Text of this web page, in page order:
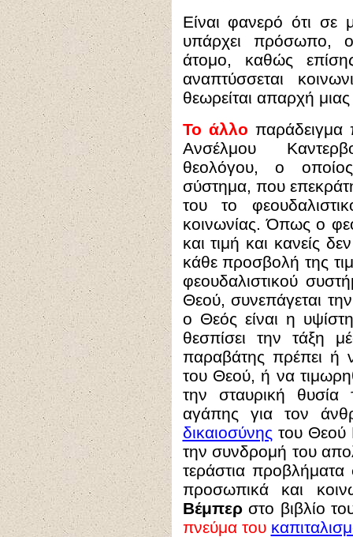
Είναι φανερό ότι σε
υπάρχει πρόσωπο,
άτομο, καθώς
αναπτύσσεται
θεωρείται απαρχή
Το άλλο παράδειγμα
Ανσέλμου
θεολόγου, ο οποίος
σύστημα, που
του το
κοινωνίας. Όπως ο
και τιμή και κανείς
κάθε προσβολή της
φεουδαλιστικού
Θεού, συνεπάγεται
ο Θεός είναι η υψίστη
θεσπίσει την τάξη
παραβάτης πρέπει ή
του Θεού, ή να
την σταυρική
αγάπης για τον
δικαιοσύνης του Θεού
την συνδρομή του
τεράστια
προσωπικά και
Βέμπερστο βιβλίο
πνεύμα του